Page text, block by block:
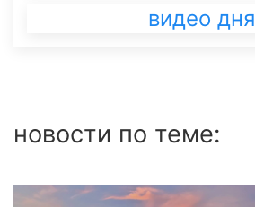
видео дня
новости по теме: